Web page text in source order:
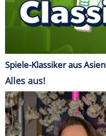
Spiele-Klassiker aus Asien
Alles aus!